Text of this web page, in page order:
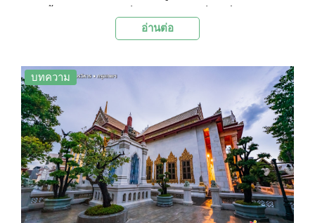
ด้วย 3 อำเภอเท่านั้น ได้แก่ อำเภอเมือง อำเภอ
สถานที่ท่องเที่ยวหลากหลายและน่าสนใจ ไม่ว่าจะ
เป็นตลาดบก ตลาดน้ำ วัดวาอาราม พิพิธภัณฑ์ หรือที่
เที่ยวป่าชายเลน ที่ยังรอต้อนรับนักท่องเที่ยวให้ได้เดิน
ทางไปรู้จักและสัมผัสจังหวัดเล็กๆ ที่อยู่ไม่ไกลจาก
กรุงเทพฯ แห่งนี้ด้วยตัวเอง
อ่านต่อ
บทความ